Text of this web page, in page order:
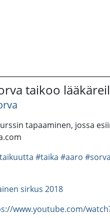
taikoo
tapaaminen, jossa
#taika #aaro #sorva
sirkus 2018
www.youtube.com/